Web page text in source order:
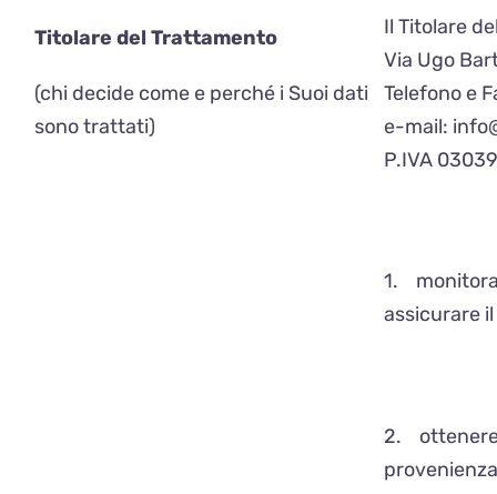
Titolare del Trattamento
(chi decide come e perché i Suoi dati
sono trattati)
Il Titolare
Via Ugo
Telefono e
e-mail:
P.IVA
1.
assicurare
2. ottenere